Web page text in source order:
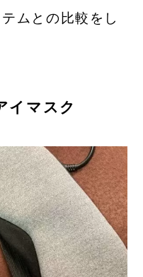
ムとの比較をし
マスク